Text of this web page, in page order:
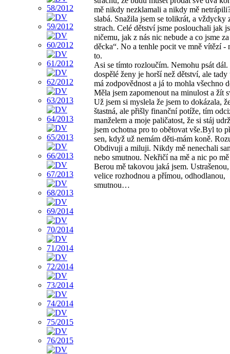
mě nikdy nezklamali a nikdy mě
slabá. Snažila jsem se tolikrát, a vždycky
strach. Celé dětství jsme poslouchali jak
ničemu, jak z nás nic nebude a co jsme
děcka“. No a tenhle pocit ve mně vítězí -
to.
Asi se tímto rozloučím. Nemohu psát
dospělé ženy je horší než dětství, ale tady
má zodpovědnost a já to mohla všechno
Měla jsem zapomenout na minulost a žít
Už jsem si myslela že jsem to dokázala,
štastná, ale přišly finanční potíže, tím
manželem a moje paličatost, že si stáj
jsem ochotna pro to obětovat vše.Byl to
sen, když už nemám děti-mám koně.
Obdivuji a miluji. Nikdy mě nenechali
nebo smutnou. Nekřičí na mě a nic po
Berou mě takovou jaká jsem. Ustrašenou,
velice rozhodnou a přímou, odhodlanou,
smutnou…